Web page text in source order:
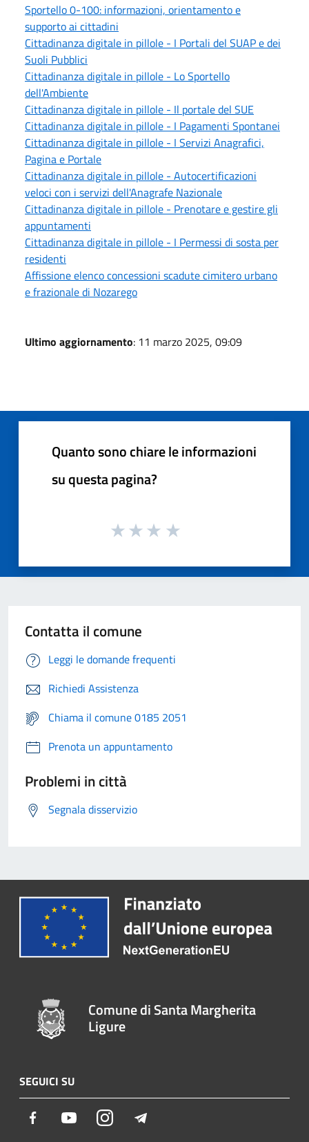
Sportello 0-100: informazioni, orientamento e
supporto ai cittadini
Cittadinanza digitale in pillole - I Portali del SUAP e dei
Suoli Pubblici
Cittadinanza digitale in pillole - Lo Sportello
dell'Ambiente
Cittadinanza digitale in pillole - Il portale del SUE
Cittadinanza digitale in pillole - I Pagamenti Spontanei
Cittadinanza digitale in pillole - I Servizi Anagrafici,
Pagina e Portale
Cittadinanza digitale in pillole - Autocertificazioni
veloci con i servizi dell'Anagrafe Nazionale
Cittadinanza digitale in pillole - Prenotare e gestire gli
appuntamenti
Cittadinanza digitale in pillole - I Permessi di sosta per
residenti
Affissione elenco concessioni scadute cimitero urbano
e frazionale di Nozarego
Ultimo aggiornamento: 11 marzo 2025, 09:09
Quanto sono chiare le informazioni
su questa pagina?
Contatta il comune
Leggi le domande frequenti
Richiedi Assistenza
Chiama il comune 0185 2051
Prenota un appuntamento
Problemi in città
Segnala disservizio
Comune di Santa Margherita
Ligure
SEGUICI SU
Facebook YoutubeInstagram